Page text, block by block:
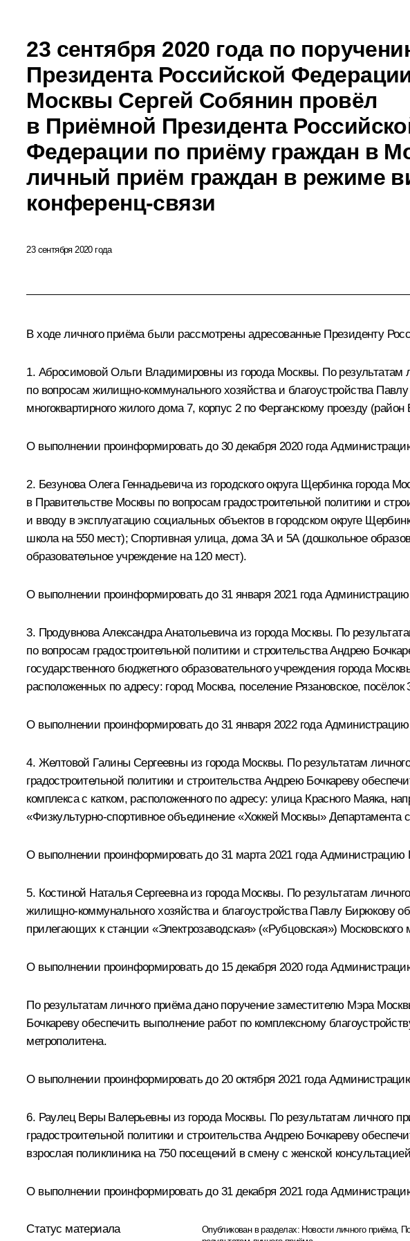
23 сентября 2020 года по
Президента Российской
Москвы Сергей Собянин провёл
в Приёмной Президента
Федерации по приёму граждан в
личный приём граждан в режиме
конференц-связи
23 сентября 2020 года
В ходе личного приёма были рассмотрены адресованные Президенту
1. Абросимовой Ольги Владимировны из города Москвы. По
по вопросам жилищно-коммунального хозяйства и благоустройства
многоквартирного жилого дома 7, корпус 2 по Ферганскому проезду
О выполнении проинформировать до 30 декабря 2020 года
2. Безунова Олега Геннадьевича из городского округа Щербинка
в Правительстве Москвы по вопросам градостроительной политики и
и вводу в эксплуатацию социальных объектов в городском округе
школа на 550 мест); Спортивная улица, дома 3А и 5А (дошкольное
образовательное учреждение на 120 мест).
О выполнении проинформировать до 31 января 2021 года
3. Продувнова Александра Анатольевича из города Москвы. По
по вопросам градостроительной политики и строительства Андрею
государственного бюджетного образовательного учреждения города
расположенных по адресу: город Москва, поселение Рязановское,
О выполнении проинформировать до 31 января 2022 года
4. Желтовой Галины Сергеевны из города Москвы. По результатам
градостроительной политики и строительства Андрею Бочкареву
комплекса с катком, расположенного по адресу: улица Красного Маяка,
«Физкультурно-спортивное объединение «Хоккей Москвы» Департамента
О выполнении проинформировать до 31 марта 2021 года
5. Костиной Наталья Сергеевна из города Москвы. По результатам
жилищно-коммунального хозяйства и благоустройства Павлу Бирюкову
прилегающих к станции «Электрозаводская» («Рубцовская») Московского
О выполнении проинформировать до 15 декабря 2020 года
По результатам личного приёма дано поручение заместителю Мэра
Бочкареву обеспечить выполнение работ по комплексному
метрополитена.
О выполнении проинформировать до 20 октября 2021 года
6. Раулец Веры Валерьевны из города Москвы. По результатам личного
градостроительной политики и строительства Андрею Бочкареву
взрослая поликлиника на 750 посещений в смену с женской
О выполнении проинформировать до 31 декабря 2021 года
Статус материала Опубликован в разделах: Новости личного приёма,